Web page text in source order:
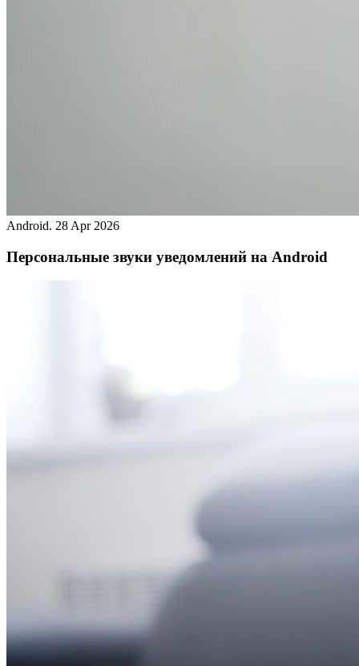
Android. 28 Apr 2026
Персональные звуки уведомлений на Android